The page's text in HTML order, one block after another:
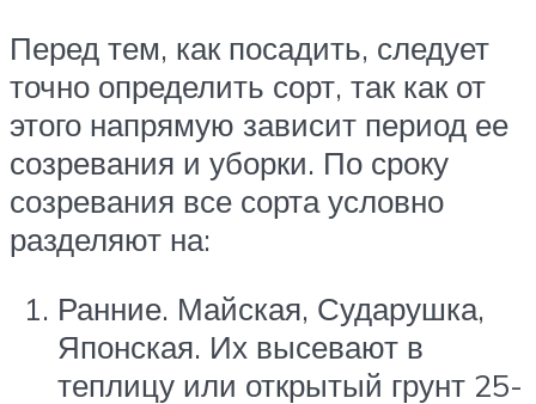
Перед тем, как посадить, следует
точно определить сорт, так как от
этого напрямую зависит период ее
созревания и уборки. По сроку
созревания все сорта условно
разделяют на:
Ранние. Майская, Сударушка,
Японская. Их высевают в
теплицу или открытый грунт 25-